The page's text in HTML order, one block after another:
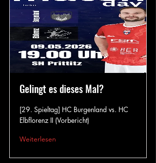
Gelingt es dieses Mal?
[29. Spieltag] HC Burgenland vs. HC
Elbflorenz II (Vorbericht)
Weiterlesen